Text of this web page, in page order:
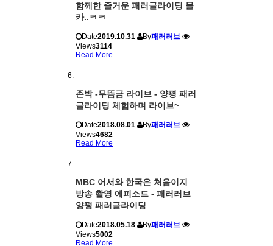
함께한 즐거운 패러글라이딩 몰
카..ㅋㅋ
Date2019.10.31 By패러러브
Views3114
Read More
존박 -무뜸금 라이브 - 양평 패러
글라이딩 체험하며 라이브~
Date2018.08.01 By패러러브
Views4682
Read More
MBC 어서와 한국은 처음이지
방송 촬영 에피소드 - 패러러브
양평 패러글라이딩
Date2018.05.18 By패러러브
Views5002
Read More